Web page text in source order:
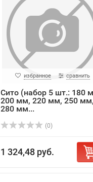
избранное сравнить
Сито (набор 5 шт.: 180
200 мм, 220 мм, 250
280 мм...
(0)
1 324,48 руб.